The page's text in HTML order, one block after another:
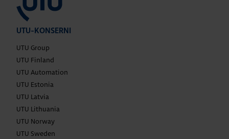
UTU-KONSERNI
UTU Group
UTU Finland
UTU Automation
UTU Estonia
UTU Latvia
UTU Lithuania
UTU Norway
UTU Sweden